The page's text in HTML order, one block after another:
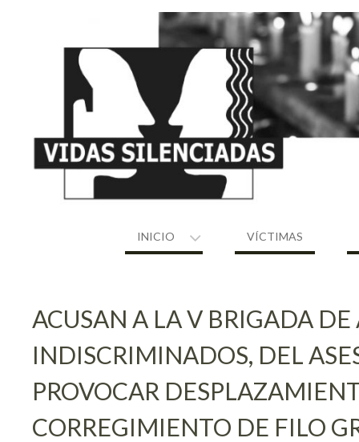
INICIO VÍCTIMAS
ACUSAN A LA V BRIGADA
INDISCRIMINADOS, DEL
PROVOCAR
CORREGIMIENTO DE FILO